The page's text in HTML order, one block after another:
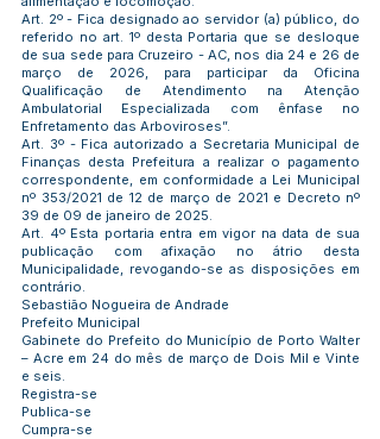
Art. 2º - Fica designado ao servidor (a) público, do
referido no art. 1º desta Portaria que se desloque
de sua sede para Cruzeiro - AC, nos dia 24 e 26 de
março de 2026, para participar da Oficina
Qualificação de Atendimento na Atenção
Ambulatorial Especializada com ênfase no
Enfretamento das Arboviroses”.
Art. 3º - Fica autorizado a Secretaria Municipal de
Finanças desta Prefeitura a realizar o pagamento
correspondente, em conformidade a Lei Municipal
nº 353/2021 de 12 de março de 2021 e Decreto nº
39 de 09 de janeiro de 2025.
Art. 4º Esta portaria entra em vigor na data de sua
publicação com afixação no átrio desta
Municipalidade, revogando-se as disposições em
contrário.
Sebastião Nogueira de Andrade
Prefeito Municipal
Gabinete do Prefeito do Município de Porto Walter
– Acre em 24 do mês de março de Dois Mil e Vinte
e seis.
Registra-se
Publica-se
Cumpra-se